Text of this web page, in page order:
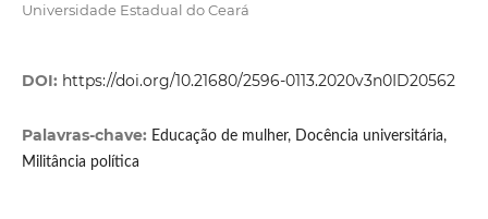
Universidade Estadual do Ceará
DOI: https://doi.org/10.21680/2596-0113.2020v3n0ID20562
Palavras-chave: Educação de mulher, Docência universitária,
Militância política